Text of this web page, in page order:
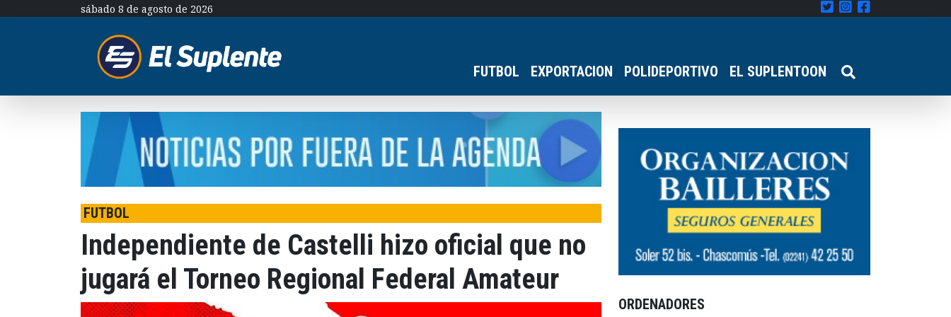
sábado 8 de agosto de 2026
FUTBOL EXPORTACION POLIDEPORTIVO EL SUPLENTOON
FUTBOL
Independiente de Castelli hizo oficial que no
jugará el Torneo Regional Federal Amateur
ORDENADORES